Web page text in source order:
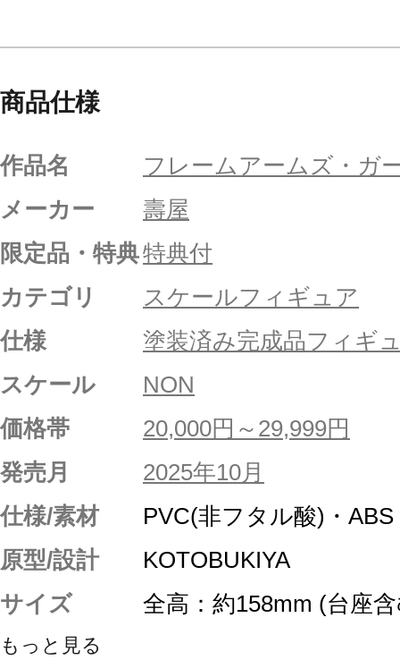
商品仕様
作品名
フレームアームズ・ガ
メーカー
壽屋
限定品・特典特典付
カテゴリ
スケールフィギュア
仕様
塗装済み完成品フィギ
スケール
NON
価格帯
20,000円～29,999円
発売月
2025年10月
仕様/素材
PVC(非フタル酸)・
原型/設計
KOTOBUKIYA
サイズ
全高：約158mm (台座
もっと見る